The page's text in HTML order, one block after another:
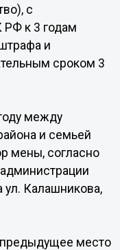
с
РФ к 3 годам
и
сроком 3
между
и семьей
мены, согласно
Калашникова,
предыдущее место